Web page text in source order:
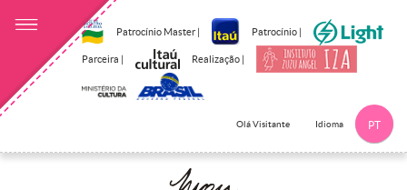
Patrocínio Master | Patrocínio |
Parceira | Realização |
Olá Visitante Idioma PT